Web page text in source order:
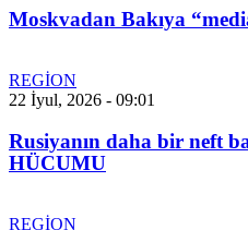
Moskvadan Bakıya
REGİON
22 İyul, 2026 - 09:01
Rusiyanın daha bir neft
HÜCUMU
REGİON